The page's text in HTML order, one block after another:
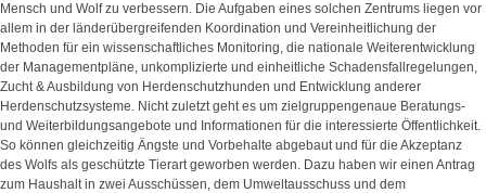
Mensch und Wolf zu verbessern. Die Aufgaben eines solchen Zentrums liegen vor
allem in der länderübergreifenden Koordination und Vereinheitlichung der
Methoden für ein wissenschaftliches Monitoring, die nationale Weiterentwicklung
der Managementpläne, unkomplizierte und einheitliche Schadensfallregelungen,
Zucht & Ausbildung von Herdenschutzhunden und Entwicklung anderer
Herdenschutzsysteme. Nicht zuletzt geht es um zielgruppengenaue Beratungs-
und Weiterbildungsangebote und Informationen für die interessierte Öffentlichkeit.
So können gleichzeitig Ängste und Vorbehalte abgebaut und für die Akzeptanz
des Wolfs als geschützte Tierart geworben werden. Dazu haben wir einen Antrag
zum Haushalt in zwei Ausschüssen, dem Umweltausschuss und dem